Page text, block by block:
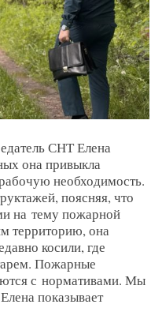
СНТ Елена
она привыкла
необходимость.
поясняя, что
на тему пожарной
территорию, она
косили, где
Пожарные
с нормативами. Мы
показывает